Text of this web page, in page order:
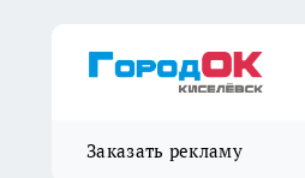
Заказать рекламу